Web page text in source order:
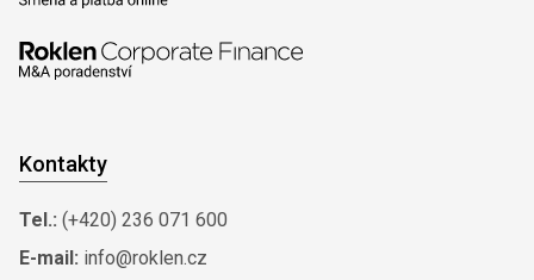
Kontakty
Tel.: (+420) 236 071 600
E-mail: info@roklen.cz